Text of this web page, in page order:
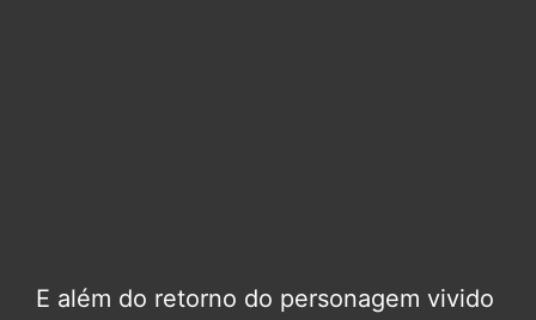
E além do retorno do personagem vivido